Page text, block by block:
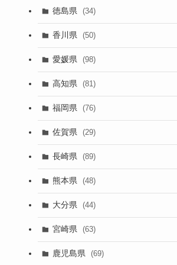
徳島県 (34)
香川県 (50)
愛媛県 (98)
高知県 (81)
福岡県 (76)
佐賀県 (29)
長崎県 (89)
熊本県 (48)
大分県 (44)
宮崎県 (63)
鹿児島県 (69)